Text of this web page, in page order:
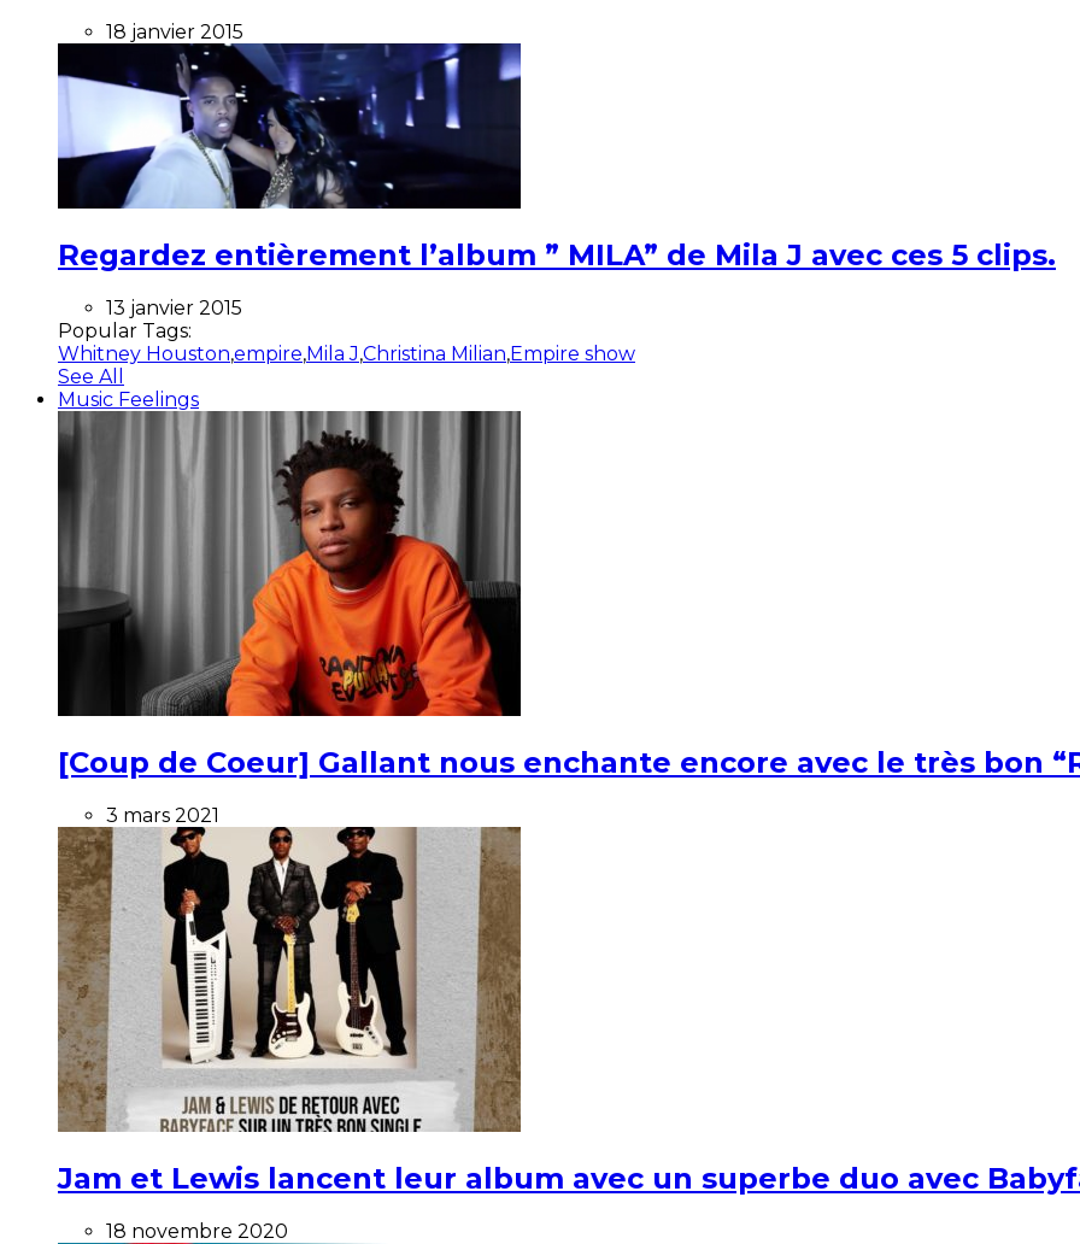
18 janvier 2015
Regardez entièrement l’album ” MILA” de Mila J avec ces 5 clips.
13 janvier 2015
Popular Tags:
Whitney Houston,empire,Mila J,Christina Milian,Empire show
See All
Music Feelings
[Coup de Coeur] Gallant nous enchante encore avec le très bon
3 mars 2021
Jam et Lewis lancent leur album avec un superbe duo avec
18 novembre 2020